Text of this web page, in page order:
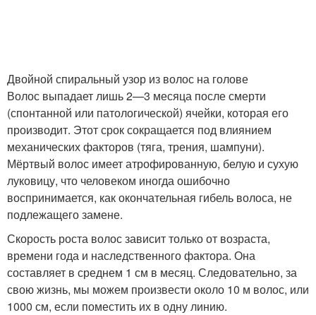
Двойной спиральный узор из волос на голове
Волос выпадает лишь 2—3 месяца после смерти
(спонтанной или патологической) ячейки, которая его
производит. Этот срок сокращается под влиянием
механических факторов (тяга, трения, шампуни).
Мёртвый волос имеет атрофированную, белую и сухую
луковицу, что человеком иногда ошибочно
воспринимается, как окончательная гибель волоса, не
подлежащего замене.
Скорость роста волос зависит только от возраста,
времени года и наследственного фактора. Она
составляет в среднем 1 см в месяц. Следовательно, за
свою жизнь, мы можем произвести около 10 м волос, или
1000 см, если поместить их в одну линию.